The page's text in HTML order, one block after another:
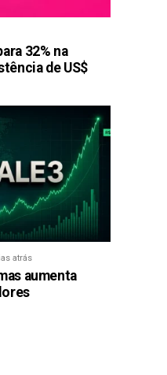
32% na
de US$
atrás
aumenta